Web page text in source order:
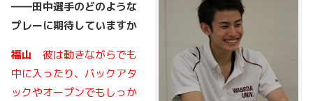
――田中選手のどのような
プレーに期待していますか
福山 彼は動きながらでも
中に入ったり、バックアタ
ックやオープンでもしっか